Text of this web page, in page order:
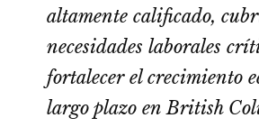
altamente calificado,
necesidades laborales
fortalecer el crecimiento
largo plazo en British